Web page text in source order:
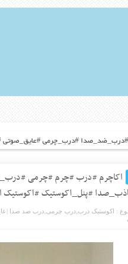
#درب_چرمی #عایق_صوتی #جاذب_صدا
اکاچرم #درب #چرم #چرمی
#پنل_اکوستیک #اکوستیک اکاچرم
: اکوستیک درب درب چرمی درب ضد صدا